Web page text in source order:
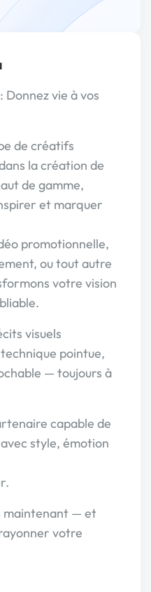
vie à vos
de créatifs
la création de
de gamme,
et marquer
promotionnelle,
ou tout autre
votre vision
visuels
pointue,
— toujours à
capable de
style, émotion
maintenant — et
votre